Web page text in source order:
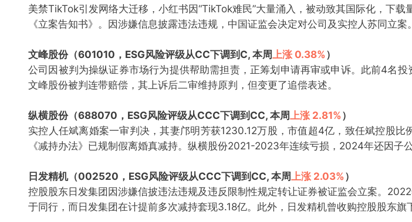
美禁TikTok引发网络大迁移，小红书因“TikTok难民”大量涌入，被动致其国际化，下
《立案告知书》。因涉嫌信息披露违法违规，中国证监会决定对公司及实控人苏同立案
文峰股份（601010，ESG风险评级从CC下调到C, 本周 上涨 0.38%）
公司因被判为操纵证券市场行为提供帮助需担责，正筹划申请再审或申诉。此前4名
文峰股份被判连带赔偿，其上诉后二审维持原判，但变更了追偿表述。
纵横股份（688070，ESG风险评级从CCC下调到CC, 本周 上涨 2.81%）
实控人任斌离婚案一审判决，其妻邝明芳获1230.12万股，市值超4亿，致任斌控股
《减持办法》已规制假离婚真减持。纵横股份2021-2023年连续亏损，2024年还因子
日发精机（002520，ESG风险评级从CCC下调到CC, 本周 上涨 2.03%）
控股股东日发集团因涉嫌信披违法违规及违反限制性规定转让证券被证监会立案。
于同行，而日发集团在计提前多次减持套现3.18亿。此外，日发精机曾收购控股股东